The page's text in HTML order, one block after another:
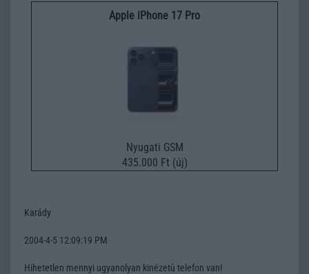
Apple iPhone 17 Pro
Nyugati GSM
435.000 Ft (új)
Karády
2004-4-5 12:09:19 PM
Hihetetlen mennyi ugyanolyan kinézetû telefon van!